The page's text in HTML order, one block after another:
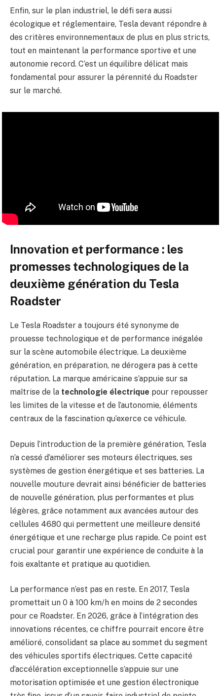
Enfin, sur le plan industriel, le défi sera aussi
écologique et réglementaire, Tesla devant répondre à
des critères environnementaux de plus en plus stricts,
tout en maintenant la performance sportive et une
autonomie record. C’est un équilibre délicat mais
fondamental pour assurer la pérennité du Roadster
sur le marché.
Innovation et performance : les
promesses technologiques de la
deuxième génération du Tesla
Roadster
Le Tesla Roadster a toujours été synonyme de
prouesse technologique et de performance inégalée
sur la scène automobile électrique. La deuxième
génération, en préparation, ne dérogera pas à cette
réputation. La marque américaine s’appuie sur sa
maîtrise de la technologie électrique pour repousser
les limites de la vitesse et de l’autonomie, éléments
centraux de la fascination qu’exerce ce véhicule.
Depuis l’introduction de la première génération, Tesla
n’a cessé d’améliorer ses moteurs électriques, ses
systèmes de gestion énergétique et ses batteries. La
nouvelle mouture devrait ainsi bénéficier de batteries
de nouvelle génération, plus performantes et plus
légères, grâce notamment aux avancées autour des
cellules 4680 qui permettent une meilleure densité
énergétique et une recharge plus rapide. Ce point est
crucial pour garantir une expérience de conduite à la
fois exaltante et pratique au quotidien.
La performance n’est pas en reste. En 2017, Tesla
promettait un 0 à 100 km/h en moins de 2 secondes
pour ce Roadster. En 2026, grâce à l’intégration des
innovations récentes, ce chiffre pourrait encore être
amélioré, consolidant sa place au sommet du segment
des véhicules sportifs électriques. Cette capacité
d’accélération exceptionnelle s’appuie sur une
motorisation optimisée et une gestion électronique